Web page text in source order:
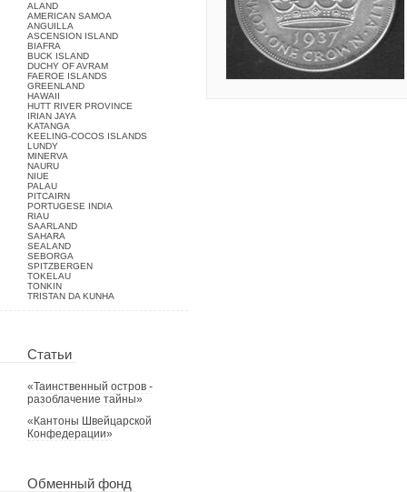
ALAND
AMERICAN SAMOA
ANGUILLA
ASCENSION ISLAND
BIAFRA
BUCK ISLAND
DUCHY OF AVRAM
FAEROE ISLANDS
GREENLAND
HAWAII
HUTT RIVER PROVINCE
IRIAN JAYA
KATANGA
KEELING-COCOS ISLANDS
LUNDY
MINERVA
NAURU
NIUE
PALAU
PITCAIRN
PORTUGESE INDIA
RIAU
SAARLAND
SAHARA
SEALAND
SEBORGA
SPITZBERGEN
TOKELAU
TONKIN
TRISTAN DA KUNHA
Статьи
«Таинственный остров -
разоблачение тайны»
«Кантоны Швейцарской
Конфедерации»
Обменный фонд